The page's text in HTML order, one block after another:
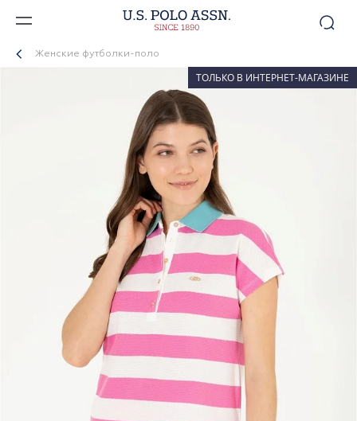
Женские футболки-поло
ТОЛЬКО В ИНТЕРНЕТ-МАГАЗИНЕ